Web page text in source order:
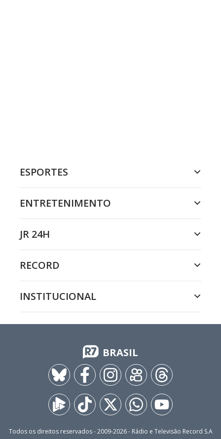
ESPORTES
ENTRETENIMENTO
JR 24H
RECORD
INSTITUCIONAL
BRASIL
Todos os direitos reservados - 2009-2026- Rádio e Televisão Record S.A